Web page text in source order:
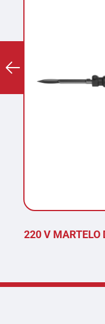
220 V MARTELO